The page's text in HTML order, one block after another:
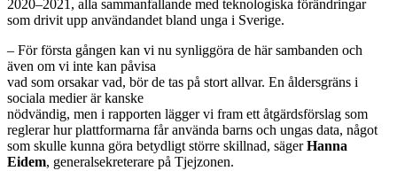
2020–2021, alla sammanfallande med teknologiska förändringar
som drivit upp användandet bland unga i Sverige.
– För första gången kan vi nu synliggöra de här sambanden och
även om vi inte kan påvisa
vad som orsakar vad, bör de tas på stort allvar. En åldersgräns i
sociala medier är kanske
nödvändig, men i rapporten lägger vi fram ett åtgärdsförslag som
reglerar hur plattformarna får använda barns och ungas data, något
som skulle kunna göra betydligt större skillnad, sägerHanna
Eidem, generalsekreterare på Tjejzonen.